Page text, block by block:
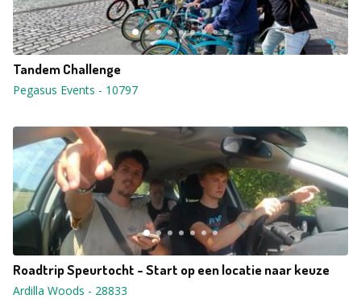
Tandem Challenge
Pegasus Events - 10797
Roadtrip Speurtocht - Start op een locatie naar keuze
Ardilla Woods - 28833